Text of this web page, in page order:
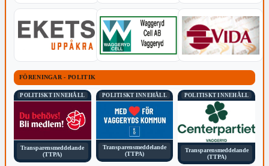
FÖRENINGAR - POLITIK
POLITISKT INNEHÅLL
Transparensmeddelande
(TTPA)
POLITISKT INNEHÅLL
Transparensmeddelande
(TTPA)
POLITISKT INNEHÅLL
Transparensmeddelande
(TTPA)